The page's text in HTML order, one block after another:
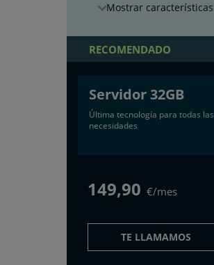
características
RECOMENDADO
Servidor 32GB
Última tecnología para todas las
necesidades
149,90 €/mes
TE LLAMAMOS